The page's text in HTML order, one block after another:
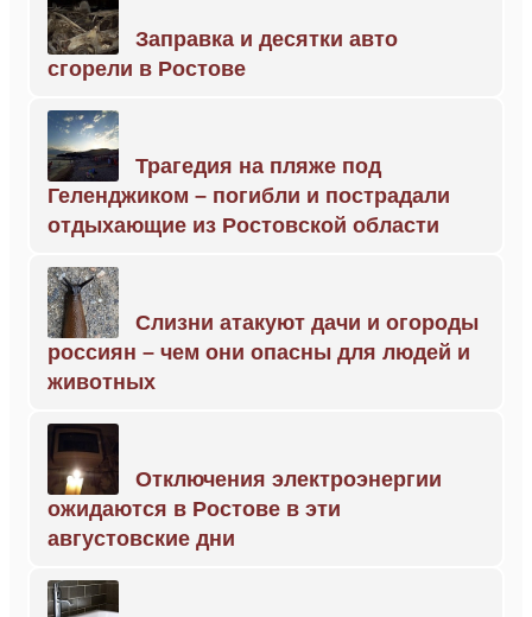
Заправка и десятки авто
сгорели в Ростове
Трагедия на пляже под
Геленджиком – погибли и пострадали
отдыхающие из Ростовской области
Слизни атакуют дачи и огороды
россиян – чем они опасны для людей и
животных
Отключения электроэнергии
ожидаются в Ростове в эти
августовские дни